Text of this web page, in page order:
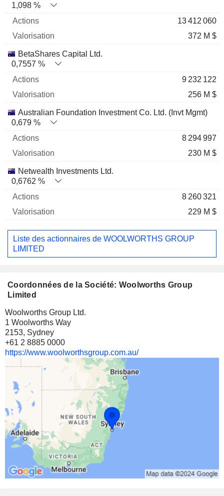
1,098 %
13 412 060
372 M $
BetaShares Capital Ltd.
0,7557 %
9 232 122
256 M $
Australian Foundation Investment Co. Ltd. (Invt Mgmt)
0,679 %
8 294 997
230 M $
Netwealth Investments Ltd.
0,6762 %
8 260 321
229 M $
Liste des actionnaires de WOOLWORTHS GROUP
LIMITED
Coordonnées de la Société: Woolworths Group
Limited
Woolworths Group Ltd.
1 Woolworths Way
2153, Sydney
+61 2 8885 0000
https://www.woolworthsgroup.com.au/